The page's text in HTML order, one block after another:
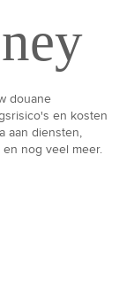
douane
en kosten
aan diensten,
nog veel meer.